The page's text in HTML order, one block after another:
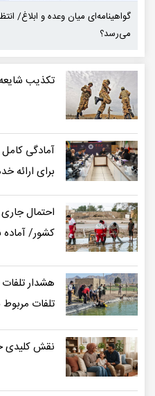
گواهینامه‌ای میان وعده و ابلاغ/
می‌رسد؟
تکذیب
آمادگی
برای ارائه
کشور/
تلفات
نقش کلیدی